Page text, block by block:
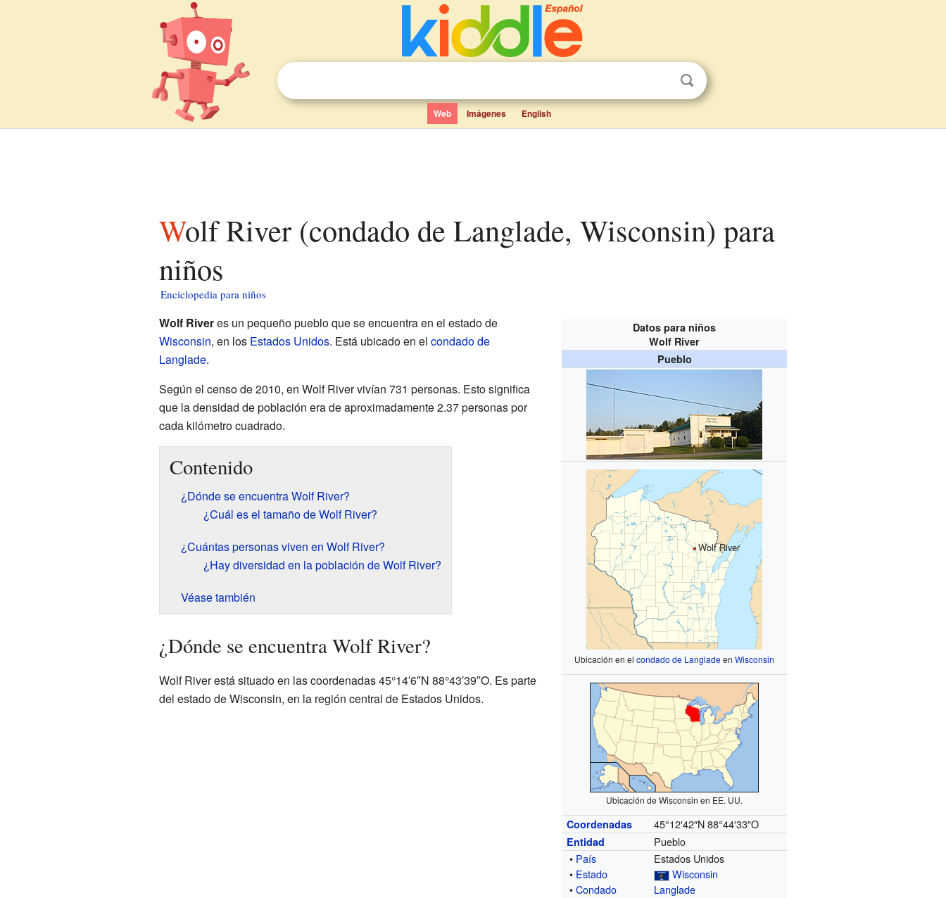
Web Imágenes English
Wolf River (condado de Langlade, Wisconsin) para
niños
Enciclopedia para niños
Datos para niños
Wolf River
Pueblo
Wolf River
Ubicación en elcondado de LangladeenWisconsin
Ubicación de Wisconsin en EE. UU.
Coordenadas 45°12′42″N 88°44′33″O
Entidad
Pueblo
• País
Estados Unidos
• Estado
Wisconsin
•Condado Langlade
Wolf Riveres un pequeño pueblo que se encuentra en el estado de
Wisconsin, en los Estados Unidos. Está ubicado en el condado de
Langlade.
Según el censo de 2010, en Wolf River vivían 731 personas. Esto significa
que la densidad de población era de aproximadamente 2.37 personas por
cada kilómetro cuadrado.
Contenido
¿Dónde se encuentra Wolf River?
¿Cuál es el tamaño de Wolf River?
¿Cuántas personas viven en Wolf River?
¿Hay diversidad en la población de Wolf River?
Véase también
¿Dónde se encuentra Wolf River?
Wolf River está situado en las coordenadas 45°14′6″N 88°43′39″O. Es parte
del estado de Wisconsin, en la región central de Estados Unidos.